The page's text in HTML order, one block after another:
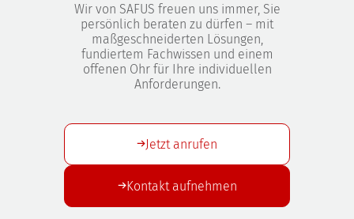
Wir von SAFUS freuen uns immer, Sie
persönlich beraten zu dürfen – mit
maßgeschneiderten Lösungen,
fundiertem Fachwissen und einem
offenen Ohr für Ihre individuellen
Anforderungen.
Jetzt anrufen
Kontakt aufnehmen